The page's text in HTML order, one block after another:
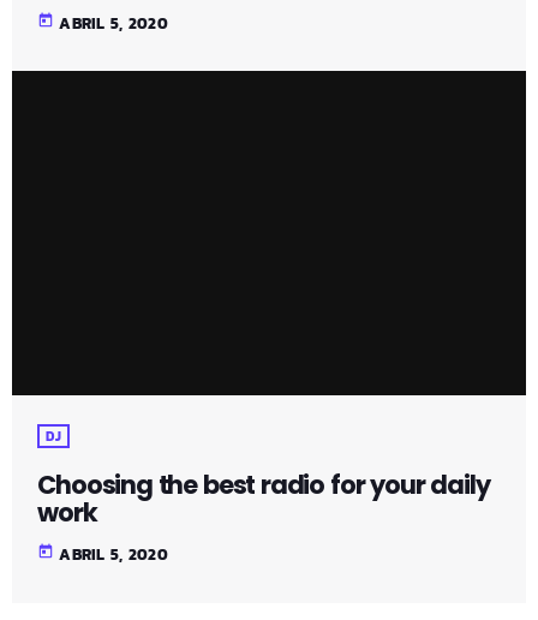
today ABRIL 5, 2020
DJ
Choosing the best radio for your daily
work
today ABRIL 5, 2020